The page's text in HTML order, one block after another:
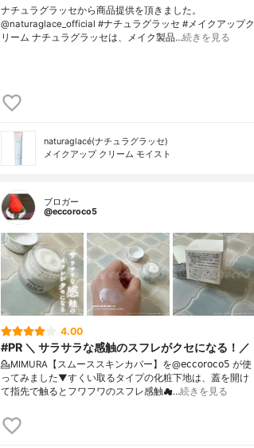
ナチュラグラッセから商品提供を頂きました。
@naturaglace_official #ナチュラグラッセ #メイクアップク
リーム ナチュラグラッセは、メイク製品…続きを見る
naturaglacé(ナチュラグラッセ)
メイクアップ クリーム モイスト
ブロガー
@eccoroco5
4.00
#PR ＼ サラサラな感触のスフレがクセになる！／
💁MIMURA【スムーススキンカバー】を@𝖾𝖼𝖼𝗈𝗋𝗈𝖼𝗈𝟧 が使
ってみました⁡⁡▼⁡すくい取るタイプの化粧下地は、蓋を開け
て指先で触るとフワフワのスフレ感触☁…続きを見る